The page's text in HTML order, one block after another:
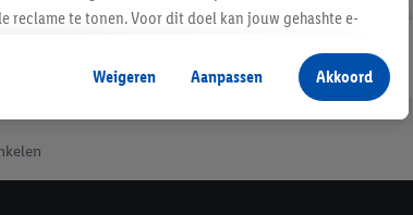
reclame te tonen. Voor dit doel kan jouw gehashte e-
worden weergegeven voor producten waarin je
een winkelmandje van een online winkel te plaatsen
eindapparaten en binnen verschillende
Weigeren Aanpassen Akkoord